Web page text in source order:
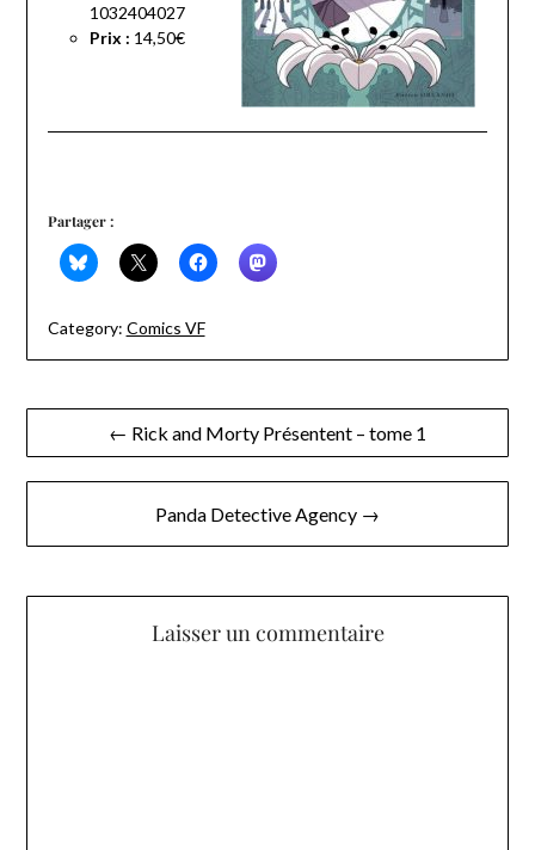
1032404027
Prix : 14,50€
Partager :
Category: Comics VF
Navigation
de
← Rick and Morty Présentent – tome 1
Panda Detective Agency →
Laisser un commentaire